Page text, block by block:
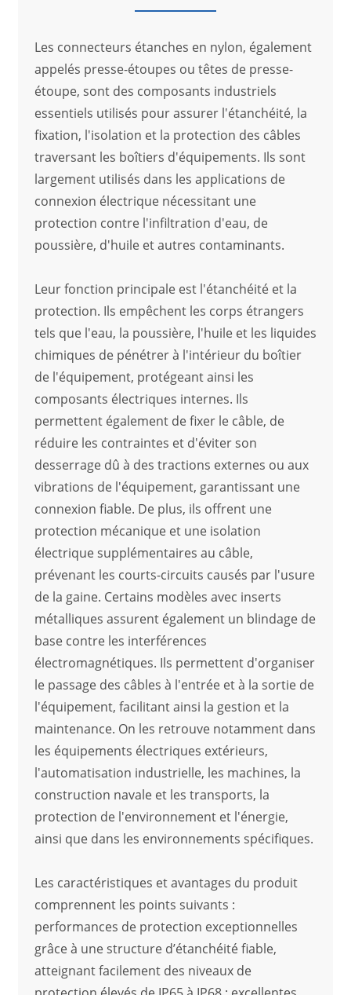
Les connecteurs étanches en nylon, également
appelés presse-étoupes ou têtes de presse-
étoupe, sont des composants industriels
essentiels utilisés pour assurer l'étanchéité, la
fixation, l'isolation et la protection des câbles
traversant les boîtiers d'équipements. Ils sont
largement utilisés dans les applications de
connexion électrique nécessitant une
protection contre l'infiltration d'eau, de
poussière, d'huile et autres contaminants.
Leur fonction principale est l'étanchéité et la
protection. Ils empêchent les corps étrangers
tels que l'eau, la poussière, l'huile et les liquides
chimiques de pénétrer à l'intérieur du boîtier
de l'équipement, protégeant ainsi les
composants électriques internes. Ils
permettent également de fixer le câble, de
réduire les contraintes et d'éviter son
desserrage dû à des tractions externes ou aux
vibrations de l'équipement, garantissant une
connexion fiable. De plus, ils offrent une
protection mécanique et une isolation
électrique supplémentaires au câble,
prévenant les courts-circuits causés par l'usure
de la gaine. Certains modèles avec inserts
métalliques assurent également un blindage de
base contre les interférences
électromagnétiques. Ils permettent d'organiser
le passage des câbles à l'entrée et à la sortie de
l'équipement, facilitant ainsi la gestion et la
maintenance. On les retrouve notamment dans
les équipements électriques extérieurs,
l'automatisation industrielle, les machines, la
construction navale et les transports, la
protection de l'environnement et l'énergie,
ainsi que dans les environnements spécifiques.
Les caractéristiques et avantages du produit
comprennent les points suivants :
performances de protection exceptionnelles
grâce à une structure d’étanchéité fiable,
atteignant facilement des niveaux de